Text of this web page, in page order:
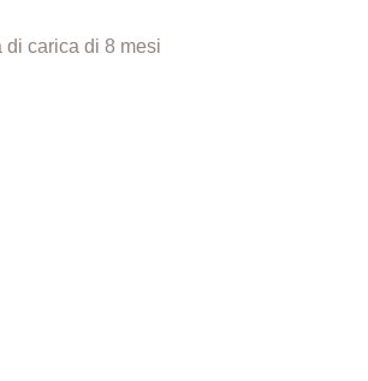
di carica di 8 mesi